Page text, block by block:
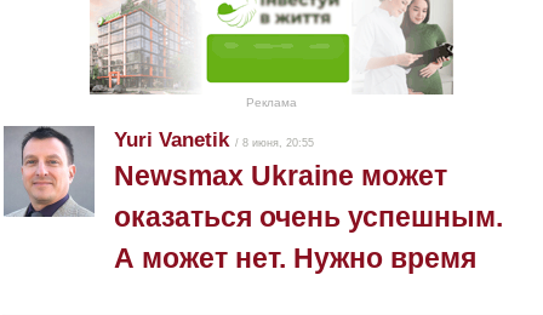
Реклама
Yuri Vanetik / 8 июня, 20:55
Newsmax Ukraine может
оказаться очень успешным.
А может нет. Нужно время